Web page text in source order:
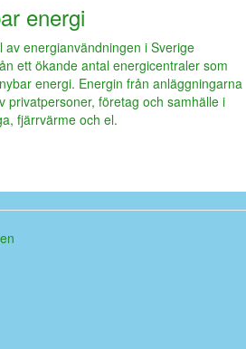
energi
av energianvändningen i Sverige
ett ökande antal energicentraler som
energi. Energin från anläggningarna
privatpersoner, företag och samhälle i
fjärrvärme och el.